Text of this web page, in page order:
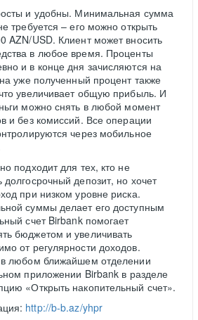
и удобны. Минимальная сумма
требуется – его можно открыть
AZN/USD. Клиент может вносить
в любое время. Проценты
и в конце дня зачисляются на
уже полученный процент также
увеличивает общую прибыль. И
можно снять в любой момент
и без комиссий. Все операции
через мобильное
подходит для тех, кто не
долгосрочный депозит, но хочет
при низком уровне риска.
суммы делает его доступным
счет Birbank помогает
бюджетом и увеличивать
от регулярности доходов.
любом ближайшем отделении
приложении Birbank в разделе
«Открыть накопительный счет».
http://b-b.az/yhpr